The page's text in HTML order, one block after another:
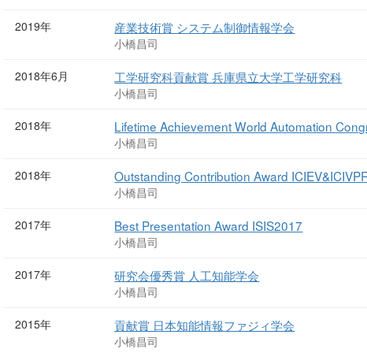
2019年 産業技術賞 システム制御情報学会
小橋昌司
2018年6月 工学研究科貢献賞 兵庫県立大学工学研究科
小橋昌司
2018年 Lifetime Achievement World Automation
小橋昌司
2018年 Outstanding Contribution Award
小橋昌司
2017年 Best Presentation Award ISIS2017
小橋昌司
2017年 研究会優秀賞 人工知能学会
小橋昌司
2015年 貢献賞 日本知能情報ファジィ学会
小橋昌司